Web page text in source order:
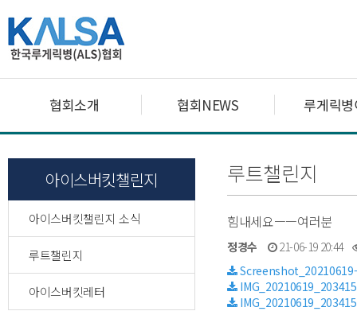
협회소개 협회NEWS 루게릭
아이스버킷챌린지
아이스버킷챌린지 소식
루트챌린지
아이스버킷레터
루트챌린지
힘내세요ㅡㅡ여러분
정경수
21-06-19 20:44